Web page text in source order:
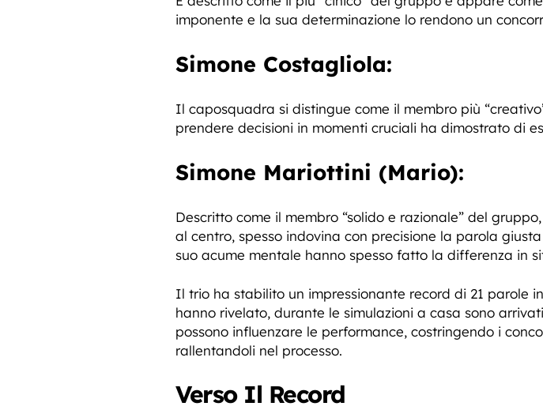
imponente e la sua determinazione lo rendono un
Simone Costagliola:
Il caposquadra si distingue come il membro più
prendere decisioni in momenti cruciali ha dimostrato di
Simone Mariottini (Mario):
Descritto come il membro “solido e razionale” del
al centro, spesso indovina con precisione la parola
suo acume mentale hanno spesso fatto la differenza in
Il trio ha stabilito un impressionante record di 21 parole
hanno rivelato, durante le simulazioni a casa sono
possono influenzare le performance, costringendo i
rallentandoli nel processo.
Verso Il Record